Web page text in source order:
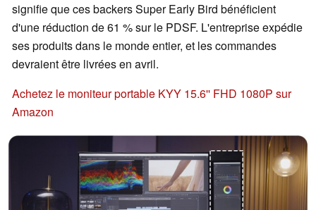
signifie que ces backers Super Early Bird bénéficient
d'une réduction de 61 % sur le PDSF. L'entreprise expédie
ses produits dans le monde entier, et les commandes
devraient être livrées en avril.
Achetez le moniteur portable KYY 15.6'' FHD 1080P sur
Amazon